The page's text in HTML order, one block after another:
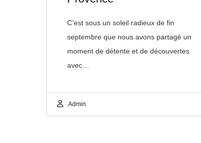
C’est sous un soleil radieux de fin
septembre que nous avons partagé un
moment de détente et de découvertes
avec…
Admin